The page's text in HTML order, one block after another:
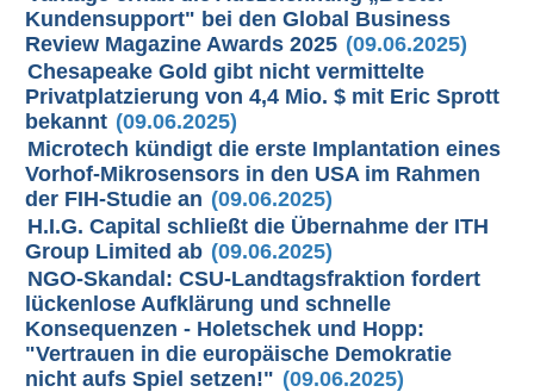
Kundensupport" bei den Global Business
Review Magazine Awards 2025 (09.06.2025)
Chesapeake Gold gibt nicht vermittelte
Privatplatzierung von 4,4 Mio. $ mit Eric Sprott
bekannt (09.06.2025)
Microtech kündigt die erste Implantation eines
Vorhof-Mikrosensors in den USA im Rahmen
der FIH-Studie an (09.06.2025)
H.I.G. Capital schließt die Übernahme der ITH
Group Limited ab (09.06.2025)
NGO-Skandal: CSU-Landtagsfraktion fordert
lückenlose Aufklärung und schnelle
Konsequenzen - Holetschek und Hopp:
"Vertrauen in die europäische Demokratie
nicht aufs Spiel setzen!" (09.06.2025)